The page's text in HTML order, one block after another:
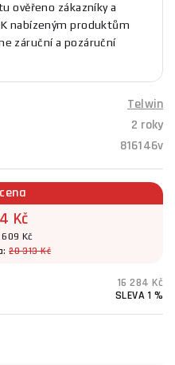
ověřeno zákazníky a
nabízeným produktům
záruční a pozáruční
Telwin
2 roky
816146v
Kč
Kč
20 313 Kč
16 284 Kč
SLEVA 1 %